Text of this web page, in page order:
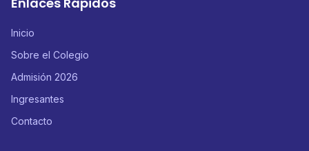
Inicio
Sobre el Colegio
Admisión 2026
Ingresantes
Contacto